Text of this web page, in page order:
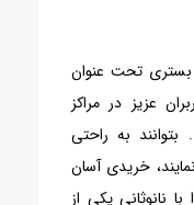
بستری تحت عنوان
عزیز در مراکز
بتوانند به راحتی
خریدی آسان
نانوثانی یکی از